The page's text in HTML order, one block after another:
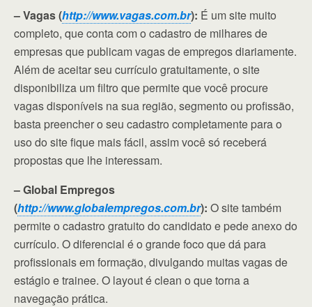
– Vagas (http://www.vagas.com.br): É um site muito
completo, que conta com o cadastro de milhares de
empresas que publicam vagas de empregos diariamente.
Além de aceitar seu currículo gratuitamente, o site
disponibiliza um filtro que permite que você procure
vagas disponíveis na sua região, segmento ou profissão,
basta preencher o seu cadastro completamente para o
uso do site fique mais fácil, assim você só receberá
propostas que lhe interessam.
– Global Empregos
(http://www.globalempregos.com.br): O site também
permite o cadastro gratuito do candidato e pede anexo do
currículo. O diferencial é o grande foco que dá para
profissionais em formação, divulgando muitas vagas de
estágio e trainee. O layout é clean o que torna a
navegação prática.